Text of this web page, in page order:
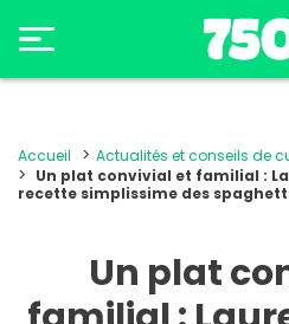
Accueil Actualités et conseils de
Un plat convivial et familial :
recette simplissime des
Un plat